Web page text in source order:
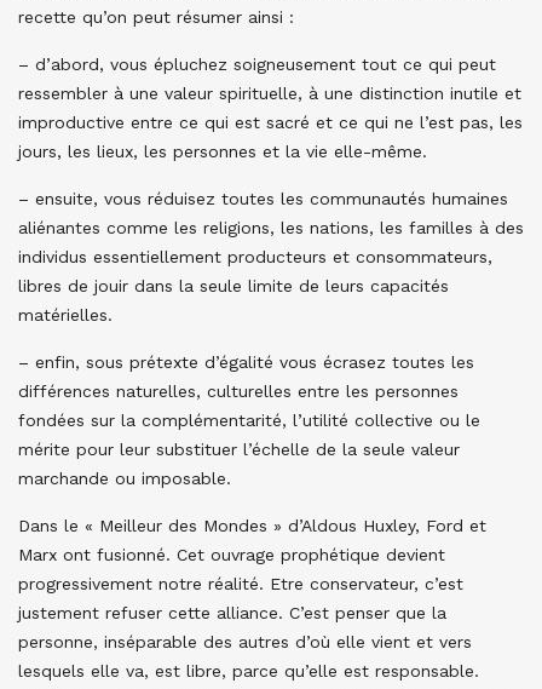
recette qu’on peut résumer ainsi :
– d’abord, vous épluchez soigneusement tout ce qui peut
ressembler à une valeur spirituelle, à une distinction inutile et
improductive entre ce qui est sacré et ce qui ne l’est pas, les
jours, les lieux, les personnes et la vie elle-même.
– ensuite, vous réduisez toutes les communautés humaines
aliénantes comme les religions, les nations, les familles à des
individus essentiellement producteurs et consommateurs,
libres de jouir dans la seule limite de leurs capacités
matérielles.
– enfin, sous prétexte d’égalité vous écrasez toutes les
différences naturelles, culturelles entre les personnes
fondées sur la complémentarité, l’utilité collective ou le
mérite pour leur substituer l’échelle de la seule valeur
marchande ou imposable.
Dans le « Meilleur des Mondes » d’Aldous Huxley, Ford et
Marx ont fusionné. Cet ouvrage prophétique devient
progressivement notre réalité. Etre conservateur, c’est
justement refuser cette alliance. C’est penser que la
personne, inséparable des autres d’où elle vient et vers
lesquels elle va, est libre, parce qu’elle est responsable.